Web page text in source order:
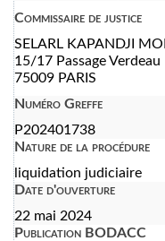
Commissaire de justice
SELARL KAPANDJI
15/17 Passage Verdeau
75009 PARIS
Numéro Greffe
P202401738
Nature de la procédure
liquidation judiciaire
Date d'ouverture
22 mai 2024
Publication BODACC